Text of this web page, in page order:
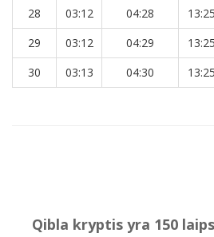
28
03:12 04:28 13:25
29
03:12 04:29 13:25
30
03:13 04:30 13:25
Qibla kryptis yra 150